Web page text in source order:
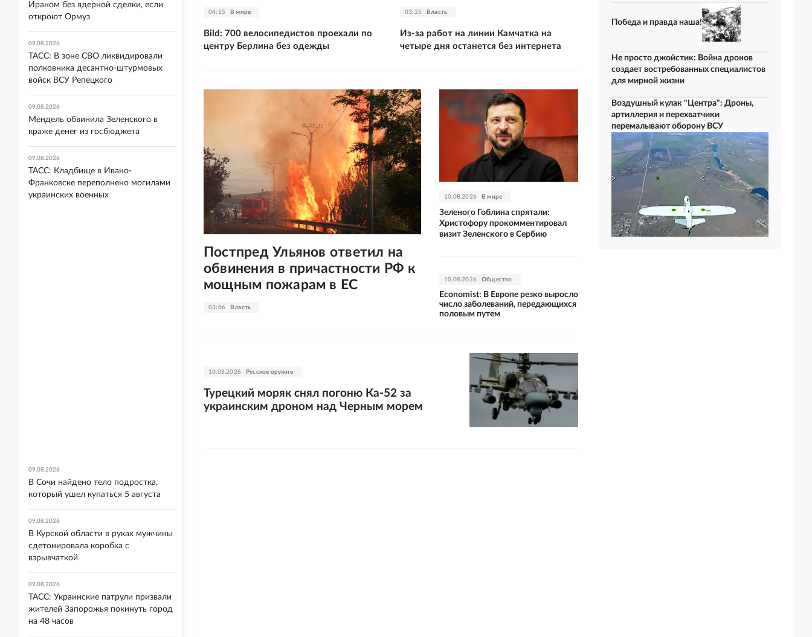
04:15 В мире
Bild: 700 велосипедистов проехали по
центру Берлина без одежды
03:25 Власть
Из-за работ на линии Камчатка на
четыре дня останется без интернета
03:06 Власть
Постпред Ульянов ответил на
обвинения в причастности РФ к
мощным пожарам в ЕС
10.08.2026 В мире
Зеленого Гоблина спрятали:
Христофору прокомментировал
визит Зеленского в Сербию
10.08.2026 Общество
Economist: В Европе резко выросло
число заболеваний, передающихся
половым путем
10.08.2026 Русское оружие
Турецкий моряк снял погоню Ка-52 за
украинским дроном над Черным морем
Победа и правда наша!
Не просто джойстик: Война дронов
создает востребованных специалистов
для мирной жизни
Воздушный кулак "Центра": Дроны,
артиллерия и перехватчики
перемалывают оборону ВСУ
Ираном без ядерной сделки, если
откроют Ормуз
09.08.2026
ТАСС: В зоне СВО ликвидировали
полковника десантно-штурмовых
войск ВСУ Репецкого
09.08.2026
Мендель обвинила Зеленского в
краже денег из госбюджета
09.08.2026
ТАСС: Кладбище в Ивано-
Франковске переполнено могилами
украинских военных
09.08.2026
В Сочи найдено тело подростка,
который ушел купаться 5 августа
09.08.2026
В Курской области в руках мужчины
сдетонировала коробка с
взрывчаткой
09.08.2026
ТАСС: Украинские патрули призвали
жителей Запорожья покинуть город
на 48 часов